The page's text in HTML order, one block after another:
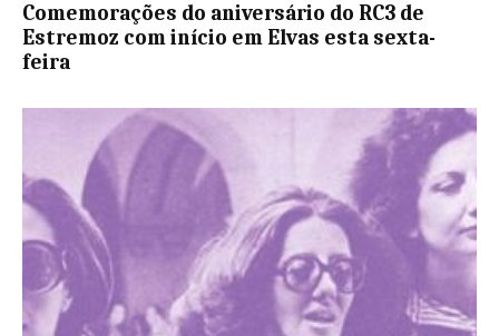
Comemorações do aniversário do RC3 de
Estremoz com início em Elvas esta sexta-
feira